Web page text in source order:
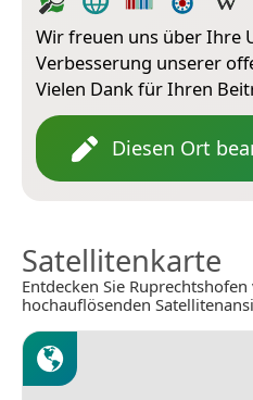
Wir freuen uns über Ihre
Verbesserung unserer
Vielen Dank für Ihren
Diesen Ort
Satellitenkarte
Entdecken Sie
hochauflösenden